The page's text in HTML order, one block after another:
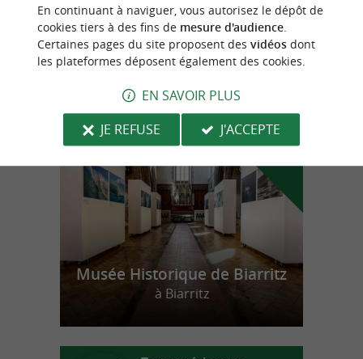
Réveillez-vous au pied des montagnes du
Pays Basque
n
o
t
r
e
c
o
u
p
d
e
c
o
e
u
r
Musée Historique de Biarritz
à Biarritz
En continuant à naviguer, vous autorisez le dépôt de
cookies tiers à des fins de mesure d'audience.
Certaines pages du site proposent des vidéosdont
les plateformes déposent également des cookies.
EN SAVOIR PLUS
JE REFUSE
J'ACCEPTE